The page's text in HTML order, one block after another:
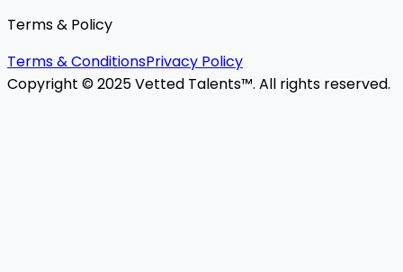
Terms & Policy
Terms & ConditionsPrivacy Policy
Copyright © 2025 Vetted Talents™. All rights reserved.